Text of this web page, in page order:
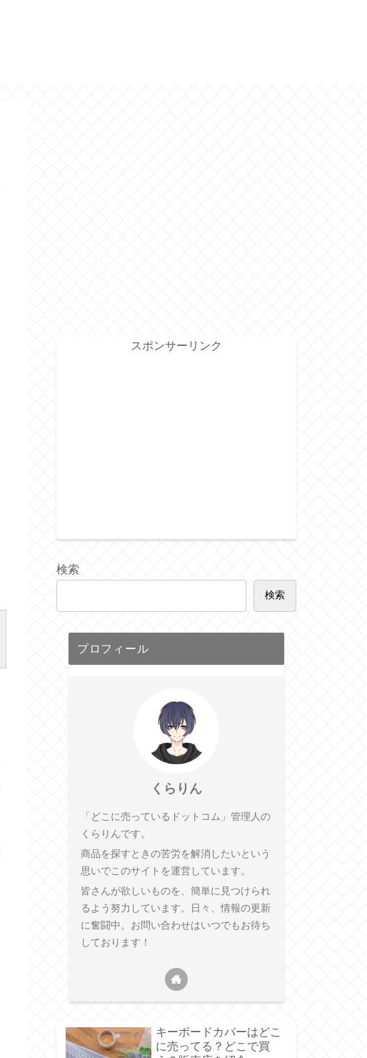
スポンサーリンク
検索
検索
プロフィール
くらりん
「どこに売っているドットコム」管理人の
くらりんです。
商品を探すときの苦労を解消したいという
思いでこのサイトを運営しています。
皆さんが欲しいものを、簡単に見つけられ
るよう努力しています。日々、情報の更新
に奮闘中。お問い合わせはいつでもお待ち
しております！
キーボードカバーはどこ
に売ってる？どこで買